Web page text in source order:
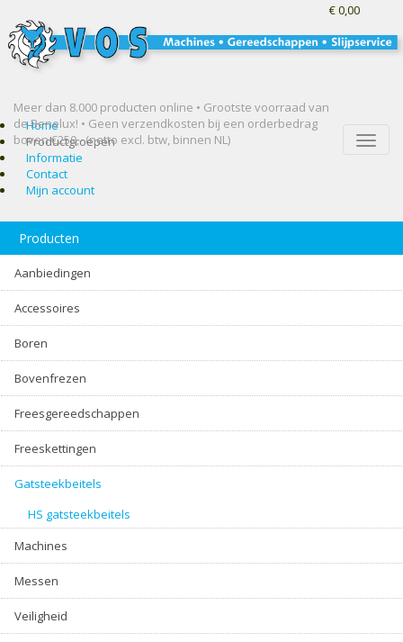
Meer dan 8.000 producten online • Grootste voorraad van
de Benelux! • Geen verzendkosten bij een orderbedrag
boven €250,- (netto excl. btw, binnen NL)
€ 0,00
Toggle
Home
Productgroepen
Informatie
Contact
Mijn account
Producten
Aanbiedingen
Accessoires
Boren
Bovenfrezen
Freesgereedschappen
Freeskettingen
Gatsteekbeitels
HS gatsteekbeitels
Machines
Messen
Veiligheid